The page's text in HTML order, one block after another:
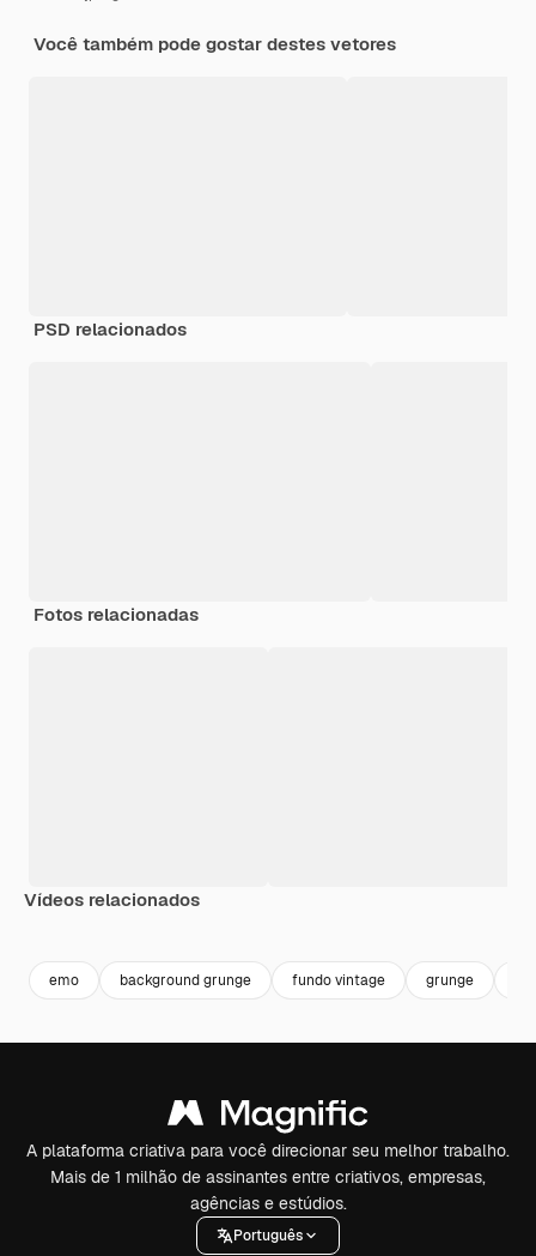
Você também pode gostar destes vetores
PSD relacionados
Fotos relacionadas
Vídeos relacionados
emo background grunge fundo vintage grunge
A plataforma criativa para você direcionar seu melhor trabalho.
Mais de 1 milhão de assinantes entre criativos, empresas,
agências e estúdios.
Português